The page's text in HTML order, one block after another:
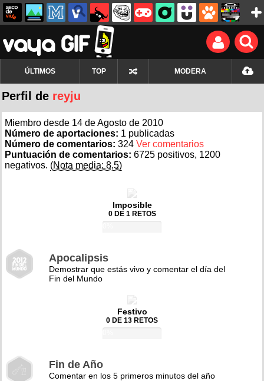
ÚLTIMOS TOP MODERA
Perfil de reyju
Miembro desde 14 de Agosto de 2010
Número de aportaciones: 1 publicadas
Número de comentarios: 324 Ver comentarios
Puntuación de comentarios: 6725 positivos, 1200
negativos. (Nota media: 8,5)
Imposible
0 DE 1 RETOS
Apocalipsis
Demostrar que estás vivo y comentar el día del
Fin del Mundo
Festivo
0 DE 13 RETOS
Fin de Año
Comentar en los 5 primeros minutos del año